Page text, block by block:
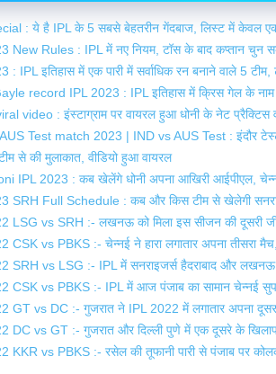
: ये है IPL के 5 सबसे बेहतरीन गेंदबाज, लिस्ट में केवल एक
New Rules : IPL में नए नियम, टॉस के बाद कप्तान चुन
: IPL इतिहास में एक पारी में सर्वाधिक रन बनाने वाले 5 टीम,
record IPL 2023 : IPL इतिहास में क्रिस गेल के नाम
video : इंस्टाग्राम पर वायरल हुआ धोनी के नेट प्रैक्टिस
Test match 2023 | IND vs AUS Test : इंदौर
से की मुलाकात, वीडियो हुआ वायरल
IPL 2023 : कब खेलेंगे धोनी अपना आखिरी आईपीएल, चेन्नई
SRH Full Schedule : कब और किस टीम से खेलेगी
LSG vs SRH :- लखनऊ को मिला इस सीजन की दूसरी
CSK vs PBKS :- चेन्नई ने हारा लगातार अपना तीसरा
SRH vs LSG :- IPL में सनराइजर्स हैदराबाद और
CSK vs PBKS :- IPL में आज पंजाब का सामान चेन्नई
GT vs DC :- गुजरात ने IPL 2022 में लगातार अपना दूसरा
DC vs GT :- गुजरात और दिल्ली पुणे में एक दूसरे के
KKR vs PBKS :- रसेल की तूफानी पारी से पंजाब पर